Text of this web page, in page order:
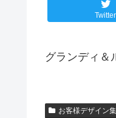
Twitter
グランディ
お客様デザイン集